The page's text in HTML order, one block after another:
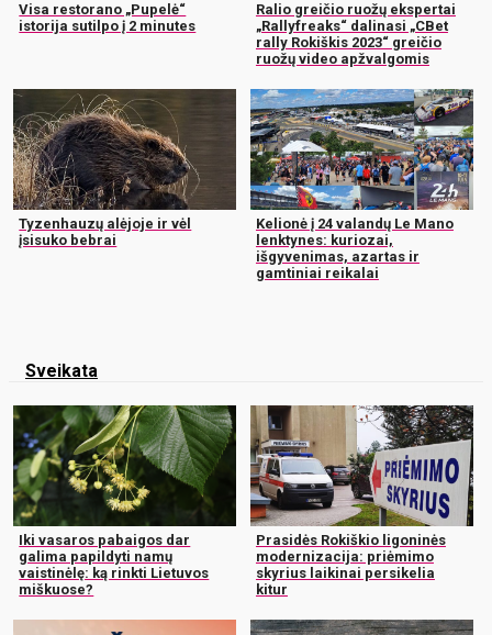
Visa restorano „Pupelė“
istorija sutilpo į 2 minutes
Ralio greičio ruožų ekspertai
„Rallyfreaks“ dalinasi „CBet
rally Rokiškis 2023“ greičio
ruožų video apžvalgomis
Tyzenhauzų alėjoje ir vėl
įsisuko bebrai
Kelionė į 24 valandų Le Mano
lenktynes: kuriozai,
išgyvenimas, azartas ir
gamtiniai reikalai
Sveikata
Iki vasaros pabaigos dar
galima papildyti namų
vaistinėlę: ką rinkti Lietuvos
miškuose?
Prasidės Rokiškio ligoninės
modernizacija: priėmimo
skyrius laikinai persikelia
kitur